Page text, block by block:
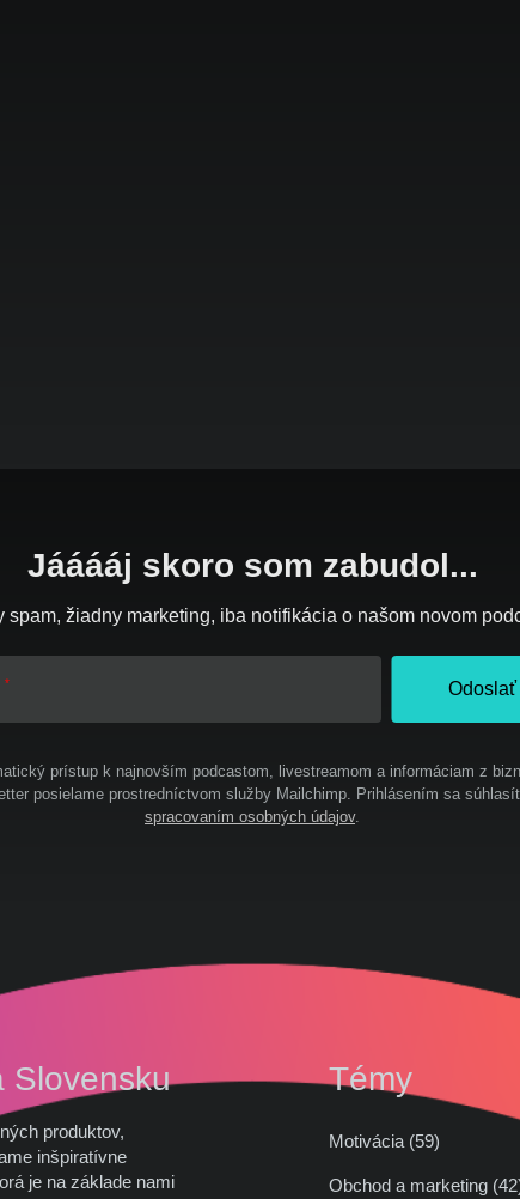
Jááááj skoro som zabudol...
spam, žiadny marketing, iba notifikácia o našom novom
Odoslať
prístup k najnovším podcastom, livestreamom a informáciam z
posielame prostredníctvom služby Mailchimp. Prihlásením sa
spracovaním osobných údajov.
Slovensku
produktov,
inšpiratívne
je na základe nami
Témy
Motivácia (59)
Obchod a